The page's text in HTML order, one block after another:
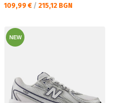
Текуща цена:
109,99 € / 215,12 BGN
NEW